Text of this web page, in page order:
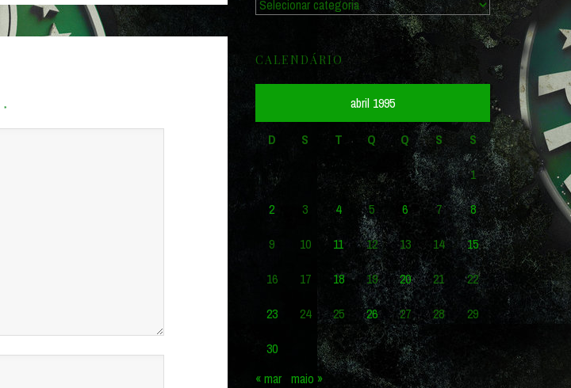
*
Competições
CALENDÁRIO
abril 1995
D S T Q Q S
S
1
2
3 4 5 6 7
8
9
10 11 12 13 14
15
16
17 18 19 20 21
22
23
24 25 26 27 28
29
30
« mar maio »